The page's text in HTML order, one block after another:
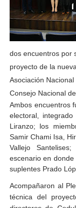
dos encuentros por
proyecto de la
Asociación
Consejo Nacional
Ambos encuentros
electoral,
Liranzo; los
Samir Chami Isa,
VallejoSantelises;
escenario en
suplentes Prado
Acompañaron al
técnica del